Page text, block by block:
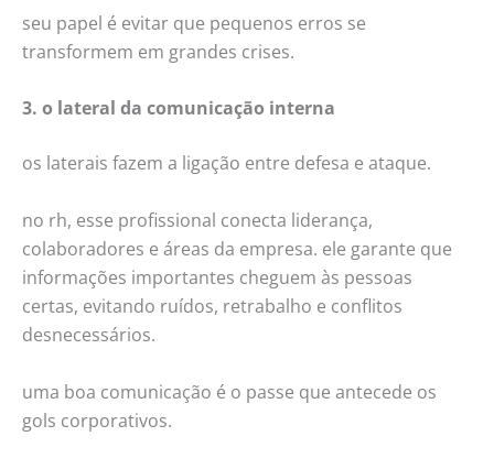
seu papel é evitar que pequenos erros se
transformem em grandes crises.
3. o lateral da comunicação interna
os laterais fazem a ligação entre defesa e ataque.
no rh, esse profissional conecta liderança,
colaboradores e áreas da empresa. ele garante que
informações importantes cheguem às pessoas
certas, evitando ruídos, retrabalho e conflitos
desnecessários.
uma boa comunicação é o passe que antecede os
gols corporativos.